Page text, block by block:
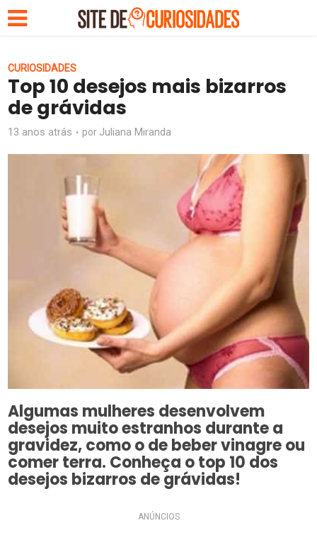
CURIOSIDADES
Top 10 desejos mais bizarros
de grávidas
13 anos atrás por Juliana Miranda
Algumas mulheres desenvolvem
desejos muito estranhos durante a
gravidez, como o de beber vinagre ou
comer terra. Conheça o top 10 dos
desejos bizarros de grávidas!
ANÚNCIOS